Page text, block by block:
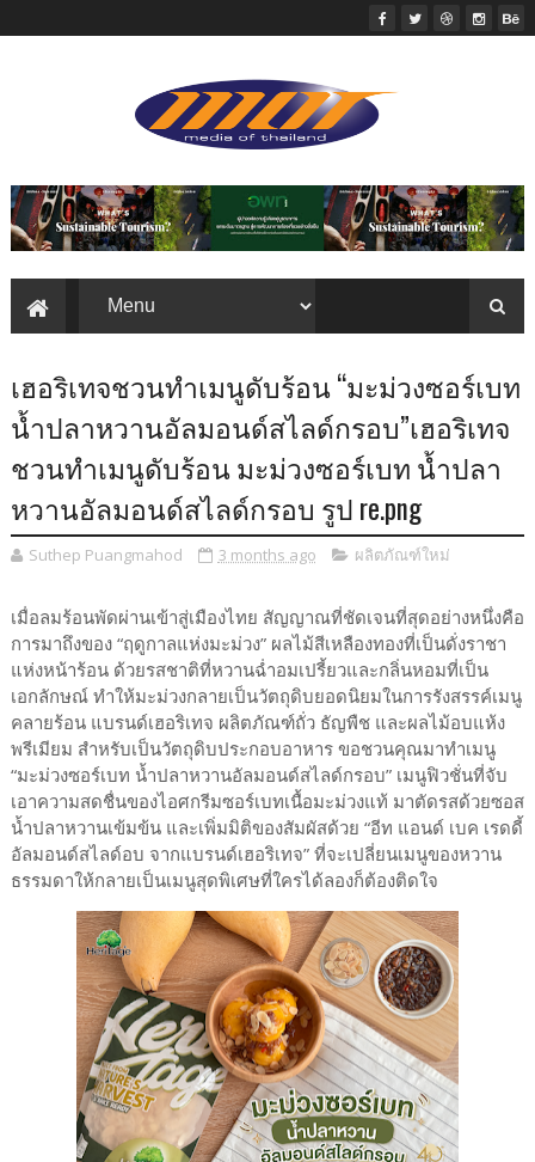
เฮอริเทจชวนทำเมนูดับร้อน “มะม่วงซอร์เบท
น้ำปลาหวานอัลมอนด์สไลด์กรอบ”เฮอริเทจ
ชวนทำเมนูดับร้อน มะม่วงซอร์เบท น้ำปลา
หวานอัลมอนด์สไลด์กรอบ รูป re.png
Suthep Puangmahod 3 months ago ผลิตภัณฑ์ใหม่
เมื่อลมร้อนพัดผ่านเข้าสู่เมืองไทย สัญญาณที่ชัดเจนที่สุดอย่างหนึ่งคือ
การมาถึงของ “ฤดูกาลแห่งมะม่วง” ผลไม้สีเหลืองทองที่เป็นดั่งราชา
แห่งหน้าร้อน ด้วยรสชาติที่หวานฉ่ำอมเปรี้ยวและกลิ่นหอมที่เป็น
เอกลักษณ์ ทำให้มะม่วงกลายเป็นวัตถุดิบยอดนิยมในการรังสรรค์เมนู
คลายร้อน แบรนด์เฮอริเทจ ผลิตภัณฑ์ถั่ว ธัญพืช และผลไม้อบแห้ง
พรีเมียม สำหรับเป็นวัตถุดิบประกอบอาหาร ขอชวนคุณมาทำเมนู
“มะม่วงซอร์เบท น้ำปลาหวานอัลมอนด์สไลด์กรอบ” เมนูฟิวชั่นที่จับ
เอาความสดชื่นของไอศกรีมซอร์เบทเนื้อมะม่วงแท้ มาตัดรสด้วยซอส
น้ำปลาหวานเข้มข้น และเพิ่มมิติของสัมผัสด้วย “อีท แอนด์ เบค เรดดี้
อัลมอนด์สไลด์อบ จากแบรนด์เฮอริเทจ” ที่จะเปลี่ยนเมนูของหวาน
ธรรมดาให้กลายเป็นเมนูสุดพิเศษที่ใครได้ลองก็ต้องติดใจ